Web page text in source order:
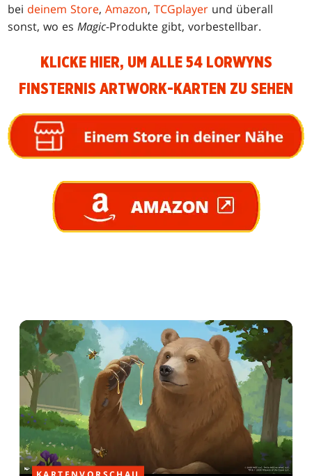
bei deinem Store,Amazon,TCGplayer und überall
sonst, wo esMagic-Produkte gibt, vorbestellbar.
KLICKE HIER, UM ALLE 54 LORWYNS
FINSTERNIS ARTWORK-KARTEN ZU SEHEN